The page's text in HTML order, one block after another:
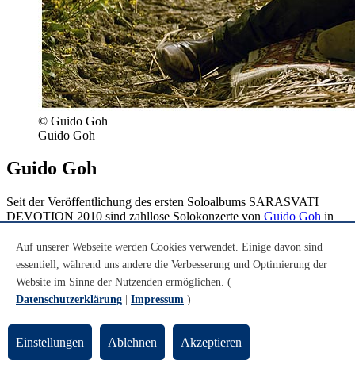
© Guido Goh
Guido Goh
Guido Goh
Seit der Veröffentlichung des ersten Soloalbums SARASVATI
DEVOTION 2010 sind zahllose Solokonzerte von Guido Goh in
zweite Album SONGS FOR THE MIDNIGHT SUN, das von
einer einsamen Reise Guido Gohs in den hohen Norden Schwedens
inspiriert ist, verkaufte sich noch rasanter als das erste Album.
Nachdem es dann zwei Jahre lang ruhig um den Sänger wurde und
auffallender wieder in Erscheinung: Die Castingshow VOICE OF
GERMANY entdeckte den außergewöhnlichen Sänger und
Musiker. Der Erfolg war gigantisch, als sich der Sänger von
Auf unserer Webseite werden Cookies verwendet. Einige davon sind
essentiell, während uns andere die Verbesserung und Optimierung der
Website im Sinne der Nutzenden ermöglichen. (
Datenschutzerklärung
Impressum )
Einstellungen Ablehnen Akzeptieren